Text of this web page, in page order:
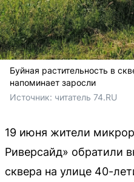
Буйная растительность в
напоминает заросли
Источник: читатель 74.RU
19 июня жители
Риверсайд» обратили
сквера на улице 40-